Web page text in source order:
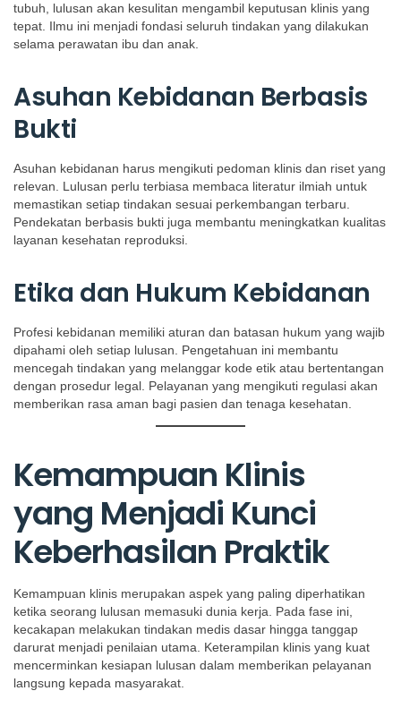
tubuh, lulusan akan kesulitan mengambil keputusan klinis yang
tepat. Ilmu ini menjadi fondasi seluruh tindakan yang dilakukan
selama perawatan ibu dan anak.
Asuhan Kebidanan Berbasis
Bukti
Asuhan kebidanan harus mengikuti pedoman klinis dan riset yang
relevan. Lulusan perlu terbiasa membaca literatur ilmiah untuk
memastikan setiap tindakan sesuai perkembangan terbaru.
Pendekatan berbasis bukti juga membantu meningkatkan kualitas
layanan kesehatan reproduksi.
Etika dan Hukum Kebidanan
Profesi kebidanan memiliki aturan dan batasan hukum yang wajib
dipahami oleh setiap lulusan. Pengetahuan ini membantu
mencegah tindakan yang melanggar kode etik atau bertentangan
dengan prosedur legal. Pelayanan yang mengikuti regulasi akan
memberikan rasa aman bagi pasien dan tenaga kesehatan.
Kemampuan Klinis
yang Menjadi Kunci
Keberhasilan Praktik
Kemampuan klinis merupakan aspek yang paling diperhatikan
ketika seorang lulusan memasuki dunia kerja. Pada fase ini,
kecakapan melakukan tindakan medis dasar hingga tanggap
darurat menjadi penilaian utama. Keterampilan klinis yang kuat
mencerminkan kesiapan lulusan dalam memberikan pelayanan
langsung kepada masyarakat.